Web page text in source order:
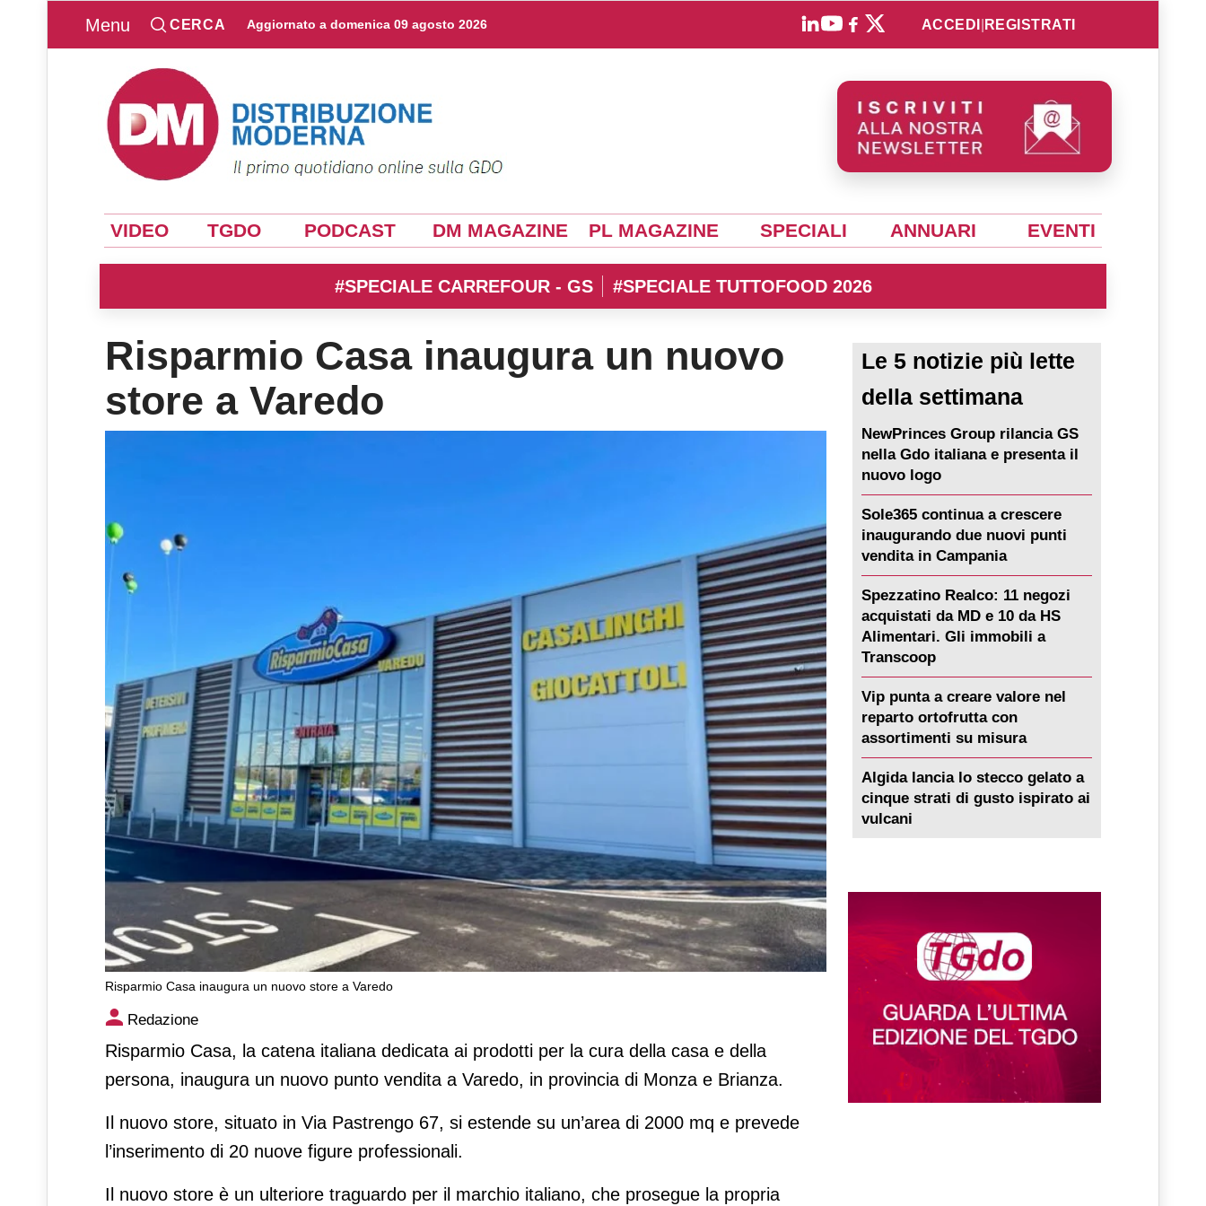
Menu CERCA Aggiornato a domenica 09 agosto 2026 ACCEDI REGISTRATI
VIDEO TGDO PODCAST DM MAGAZINE PL MAGAZINE SPECIALI ANNUARI EVENTI
#SPECIALE CARREFOUR - GS #SPECIALE TUTTOFOOD 2026
Risparmio Casa inaugura un nuovo
store a Varedo
Risparmio Casa inaugura un nuovo store a Varedo
Risparmio Casa inaugura un nuovo store a Varedo
Redazione
Risparmio Casa, la catena italiana dedicata ai prodotti per la cura della casa e della
persona, inaugura un nuovo punto vendita a Varedo, in provincia di Monza e Brianza.
Il nuovo store, situato in Via Pastrengo 67, si estende su un’area di 2000 mq e prevede
l’inserimento di 20 nuove figure professionali.
Il nuovo store è un ulteriore traguardo per il marchio italiano, che prosegue la propria
Le 5 notizie più lette
della settimana
NewPrinces Group rilancia GS
nella Gdo italiana e presenta il
nuovo logo
Sole365 continua a crescere
inaugurando due nuovi punti
vendita in Campania
Spezzatino Realco: 11 negozi
acquistati da MD e 10 da HS
Alimentari. Gli immobili a
Transcoop
Vip punta a creare valore nel
reparto ortofrutta con
assortimenti su misura
Algida lancia lo stecco gelato a
cinque strati di gusto ispirato ai
vulcani